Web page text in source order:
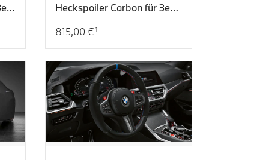
Heckspoiler Carbon für 3er
Aktueller Preis: 815,00 €
815,00 € 1